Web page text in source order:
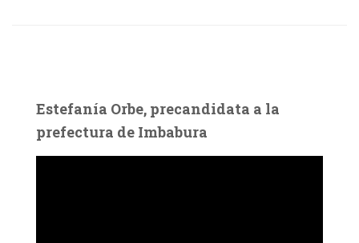
Estefanía Orbe, precandidata a la
prefectura de Imbabura